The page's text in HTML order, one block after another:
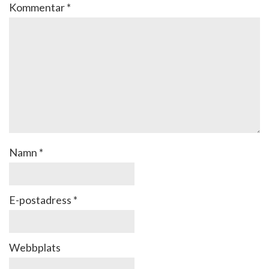
Kommentar*
Namn *
E-postadress *
Webbplats